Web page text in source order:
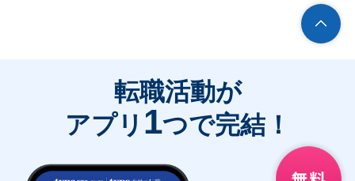
転職活動が
アプリ 1つで完結！